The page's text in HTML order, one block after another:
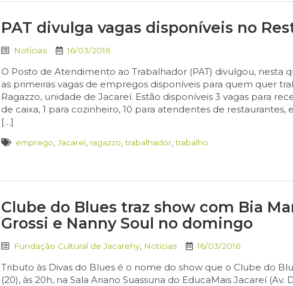
PAT divulga vagas disponíveis no
Notícias 16/03/2016
O Posto de Atendimento ao Trabalhador (PAT) divulgou, nesta
as primeiras vagas de empregos disponíveis para quem quer
Ragazzo, unidade de Jacareí. Estão disponíveis 3 vagas para
de caixa, 1 para cozinheiro, 10 para atendentes de restaurantes,
[…]
emprego ,Jacareí, ragazzo ,trabalhador,trabalho
Clube do Blues traz show com Bia
Grossi e Nanny Soul no domingo
Fundação Cultural de Jacarehy, Notícias 16/03/2016
Tributo às Divas do Blues é o nome do show que o Clube do
(20), às 20h, na Sala Ariano Suassuna do EducaMais Jacareí (Av.